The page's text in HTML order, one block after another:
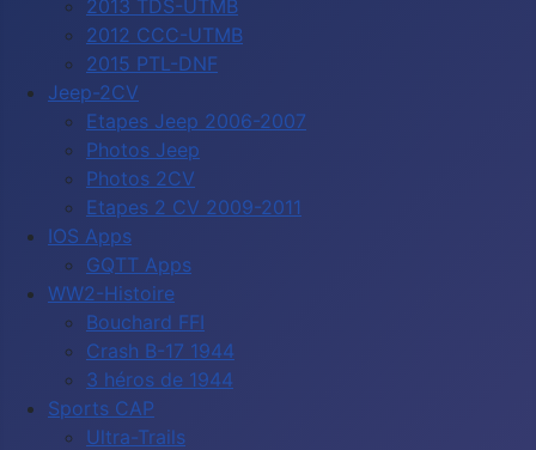
2013 TDS-UTMB
2012 CCC-UTMB
2015 PTL-DNF
Jeep-2CV
Etapes Jeep 2006-2007
Photos Jeep
Photos 2CV
Etapes 2 CV 2009-2011
IOS Apps
GQTT Apps
WW2-Histoire
Bouchard FFI
Crash B-17 1944
3 héros de 1944
Sports CAP
Ultra-Trails